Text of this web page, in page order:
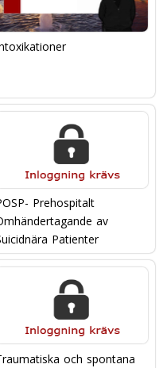
Prehospitalt
av
Patienter
och spontana